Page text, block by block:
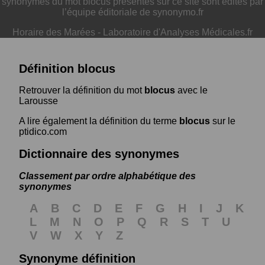
l’équipe éditoriale de synonymo.fr
Horaire des Marées - Laboratoire d'Analyses Médicales.fr
Définition blocus
Retrouver la définition du mot blocus avec le
Larousse
A lire également la définition du terme blocus sur le
ptidico.com
Dictionnaire des synonymes
Classement par ordre alphabétique des
synonymes
A B C D E F G H I J
K
L
M N O P Q R S T
U
V
W X Y
Z
Synonyme définition